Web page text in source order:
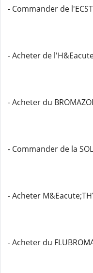
- Commander de
- Acheter de
- Acheter du
- Commander de la
- Acheter
- Acheter du